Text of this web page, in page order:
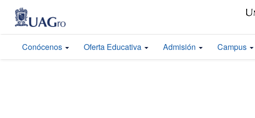
Conócenos Oferta Educativa Admisión Campus